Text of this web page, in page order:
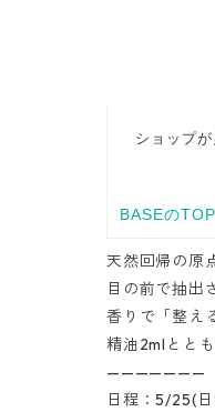
天然回帰の原
目の前で抽出
香りで「整え
精油2mlとと
———————
日程：5/25(日